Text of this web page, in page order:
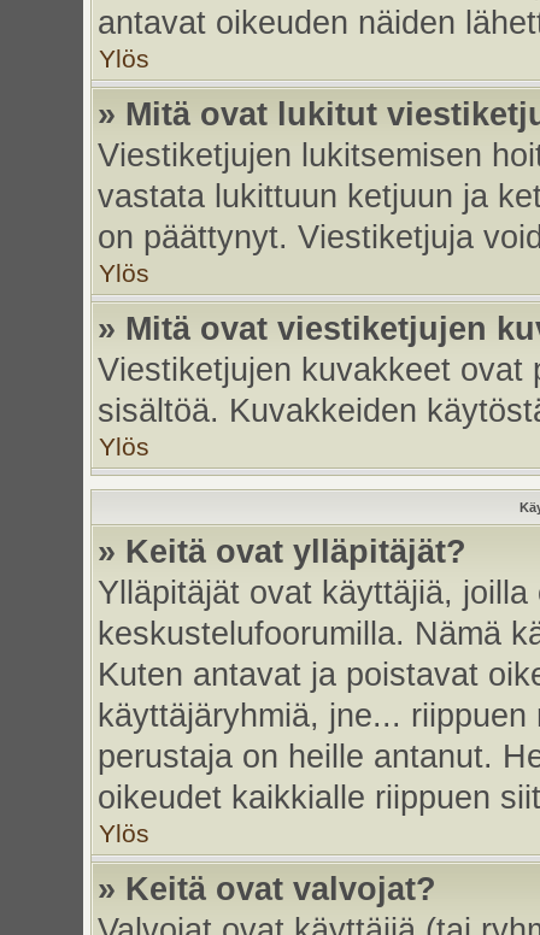
antavat oikeuden näiden
Ylös
» Mitä ovat lukitut
Viestiketjujen lukitsemisen
vastata lukittuun ketjuun ja
on päättynyt. Viestiketjuja
Ylös
» Mitä ovat viestiketjujen
Viestiketjujen kuvakkeet ovat
sisältöä. Kuvakkeiden
Ylös
» Keitä ovat ylläpitäjät?
Ylläpitäjät ovat käyttäjiä,
keskustelufoorumilla. Nämä
Kuten antavat ja poistavat
käyttäjäryhmiä, jne...
perustaja on heille antanut.
oikeudet kaikkialle riippuen
Ylös
» Keitä ovat valvojat?